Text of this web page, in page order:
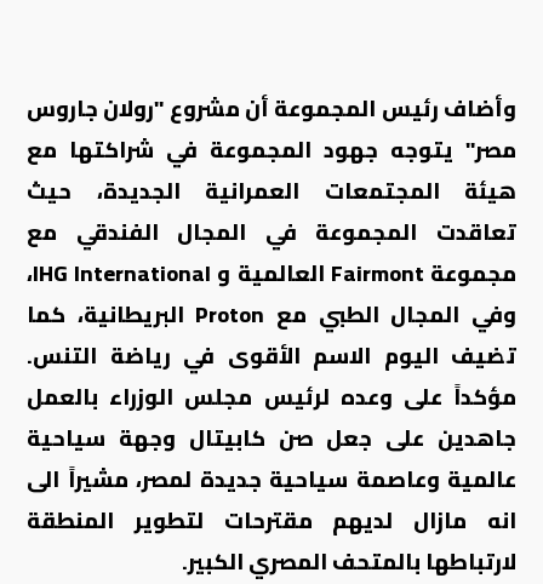
وأضاف رئيس المجموعة أن مشروع "رولان جاروس
مصر" يتوجه جهود المجموعة في شراكتها مع
هيئة المجتمعات العمرانية الجديدة، حيث
تعاقدت المجموعة في المجال الفندقي مع
مجموعة Fairmont العالمية و IHG International،
وفي المجال الطبي مع Proton البريطانية، كما
تضيف اليوم الاسم الأقوى في رياضة التنس.
مؤكداً على وعده لرئيس مجلس الوزراء بالعمل
جاهدين على جعل صن كابيتال وجهة سياحية
عالمية وعاصمة سياحية جديدة لمصر، مشيراً الى
انه مازال لديهم مقترحات لتطوير المنطقة
لارتباطها بالمتحف المصري الكبير.